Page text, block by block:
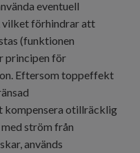
eventuell
förhindrar att
(funktionen
principen för
Eftersom toppeffekt
kompensera otillräcklig
ström från
används